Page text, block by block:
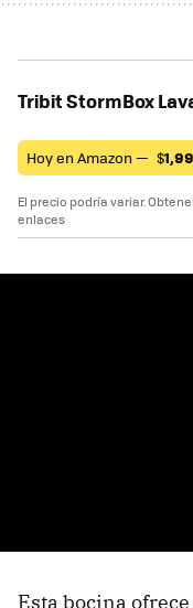
Tribit StormBox
Hoy en Amazon — $
El precio podría variar.
enlaces
Esta bocina